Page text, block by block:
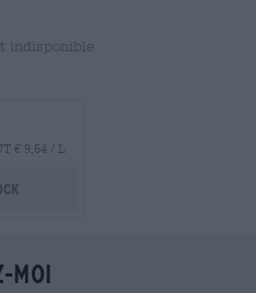
indisponible
€ 9,54 / L
moi